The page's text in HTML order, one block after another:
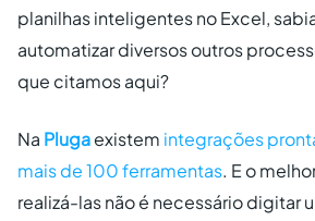
planilhas inteligentes no Excel,
automatizar diversos outros
que citamos aqui?
Na Plugaexistem integrações
mais de 100 ferramentas. E o
realizá-las não é necessário digitar